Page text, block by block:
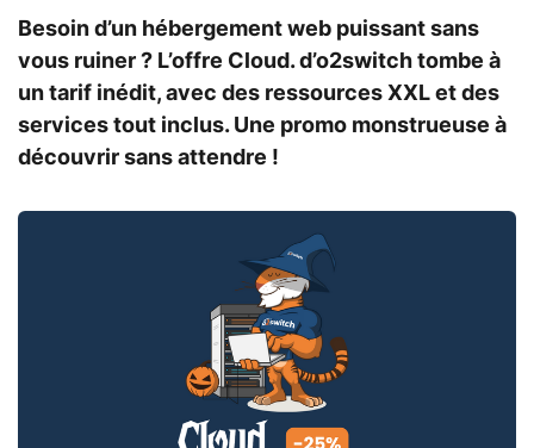
Besoin d’un hébergement web puissant sans
vous ruiner ? L’offre Cloud. d’o2switch tombe à
un tarif inédit, avec des ressources XXL et des
services tout inclus. Une promo monstrueuse à
découvrir sans attendre !